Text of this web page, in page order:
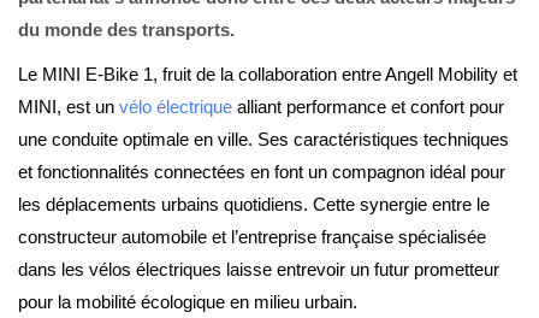
du monde des transports.
Le MINI E-Bike 1, fruit de la collaboration entre Angell Mobility et
MINI, est un vélo électrique alliant performance et confort pour
une conduite optimale en ville. Ses caractéristiques techniques
et fonctionnalités connectées en font un compagnon idéal pour
les déplacements urbains quotidiens. Cette synergie entre le
constructeur automobile et l’entreprise française spécialisée
dans les vélos électriques laisse entrevoir un futur prometteur
pour la mobilité écologique en milieu urbain.